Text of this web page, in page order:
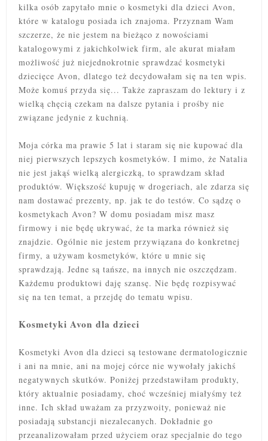
kilka osób zapytało mnie o kosmetyki dla dzieci Avon,
które w katalogu posiada ich znajoma. Przyznam Wam
szczerze, że nie jestem na bieżąco z nowościami
katalogowymi z jakichkolwiek firm, ale akurat miałam
możliwość już niejednokrotnie sprawdzać kosmetyki
dziecięce Avon, dlatego też decydowałam się na ten wpis.
Może komuś przyda się... Także zapraszam do lektury i z
wielką chęcią czekam na dalsze pytania i prośby nie
związane jedynie z kuchnią.
Moja córka ma prawie 5 lat i staram się nie kupować dla
niej pierwszych lepszych kosmetyków. I mimo, że Natalia
nie jest jakąś wielką alergiczką, to sprawdzam skład
produktów. Większość kupuję w drogeriach, ale zdarza się
nam dostawać prezenty, np. jak te do testów. Co sądzę o
kosmetykach Avon? W domu posiadam misz masz
firmowy i nie będę ukrywać, że ta marka również się
znajdzie. Ogólnie nie jestem przywiązana do konkretnej
firmy, a używam kosmetyków, które u mnie się
sprawdzają. Jedne są tańsze, na innych nie oszczędzam.
Każdemu produktowi daję szansę. Nie będę rozpisywać
się na ten temat, a przejdę do tematu wpisu.
Kosmetyki Avon dla dzieci
Kosmetyki Avon dla dzieci są testowane dermatologicznie
i ani na mnie, ani na mojej córce nie wywołały jakichś
negatywnych skutków. Poniżej przedstawiłam produkty,
który aktualnie posiadamy, choć wcześniej miałyśmy też
inne. Ich skład uważam za przyzwoity, ponieważ nie
posiadają substancji niezalecanych. Dokładnie go
przeanalizowałam przed użyciem oraz specjalnie do tego